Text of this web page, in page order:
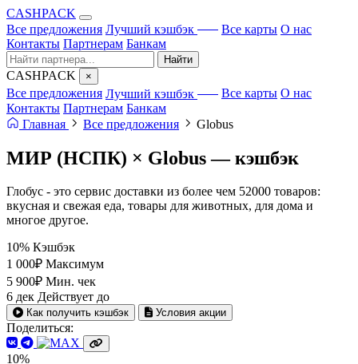
CASHPACK
Все предложения Лучший кэшбэк Все карты О нас
Контакты Партнерам Банкам
Найти
CASHPACK ×
Все предложения Лучший кэшбэк Все карты О нас
Контакты Партнерам Банкам
Главная
Все предложения Globus
МИР (НСПК) × Globus —кэшбэк
Глобус - это сервис доставки из более чем 52000 товаров:
вкусная и свежая еда, товары для животных, для дома и
многое другое.
10% Кэшбэк
1 000₽ Максимум
5 900₽ Мин. чек
6 дек Действует до
Как получить кэшбэк Условия акции
Поделиться:
10%